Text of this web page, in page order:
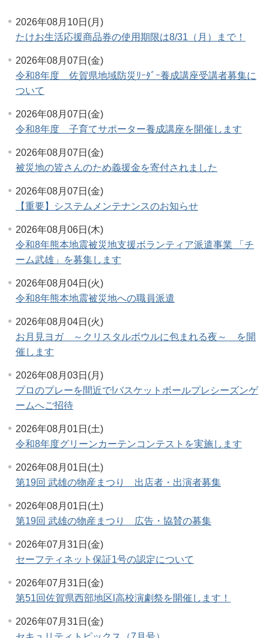
2026年08月10日(月)
たけお生活応援商品券の使用期限は8/31（月）まで！
2026年08月07日(金)
令和8年度 佐賀県地域防災ﾘｰﾀﾞｰ養成講座受講者募集に
ついて
2026年08月07日(金)
令和8年度 子育てサポーター養成講座を開催します
2026年08月07日(金)
被災地の皆さんのため義援金を寄付されました
2026年08月07日(金)
【重要】システムメンテナンスのお知らせ
2026年08月06日(木)
令和8年熊本地震被災地支援ボランティア派遣事業 「チ
ーム武雄」を募集します
2026年08月04日(火)
令和8年熊本地震被災地への職員派遣
2026年08月04日(火)
お月見ヨガ ～クリスタルボウルに包まれる夜～ を開
催します
2026年08月03日(月)
プロのプレーを間近で!バスケットボールプレシーズンゲ
ームへご招待
2026年08月01日(土)
令和8年度グリーンカーテンコンテストを実施します
2026年08月01日(土)
第19回 武雄の物産まつり 出店者・出演者募集
2026年08月01日(土)
第19回 武雄の物産まつり 広告・協賛の募集
2026年07月31日(金)
セーフティネット保証1号の認定について
2026年07月31日(金)
第51回佐賀県西部地区l高校演劇祭を開催します！
2026年07月31日(金)